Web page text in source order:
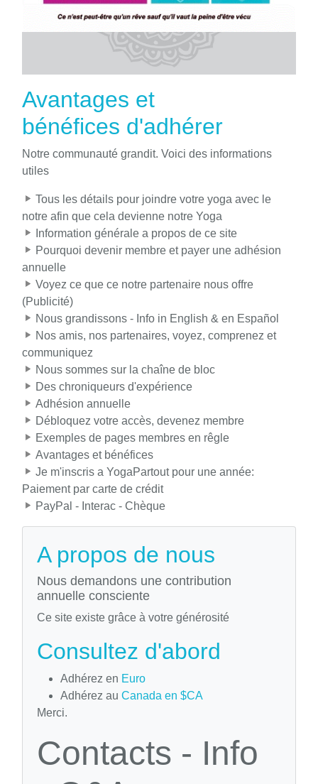
Avantages et
bénéfices d'adhérer
Notre communauté grandit. Voici des informations
utiles
Tous les détails pour joindre votre yoga avec le
notre afin que cela devienne notre Yoga
Information générale a propos de ce site
Pourquoi devenir membre et payer une adhésion
annuelle
Voyez ce que ce notre partenaire nous offre
(Publicité)
Nous grandissons - Info in English & en Español
Nos amis, nos partenaires, voyez, comprenez et
communiquez
Nous sommes sur la chaîne de bloc
Des chroniqueurs d'expérience
Adhésion annuelle
Débloquez votre accès, devenez membre
Exemples de pages membres en rêgle
Avantages et bénéfices
Je m'inscris a YogaPartout pour une année:
Paiement par carte de crédit
PayPal - Interac - Chèque
A propos de nous
Nous demandons une contribution
annuelle consciente
Ce site existe grâce à votre générosité
Consultez d'abord
Adhérez en Euro
Adhérez au Canada en $CA
Merci.
Contacts - Info